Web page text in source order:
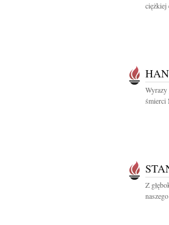
ciężkiej
Wyrazy
śmierci
Z